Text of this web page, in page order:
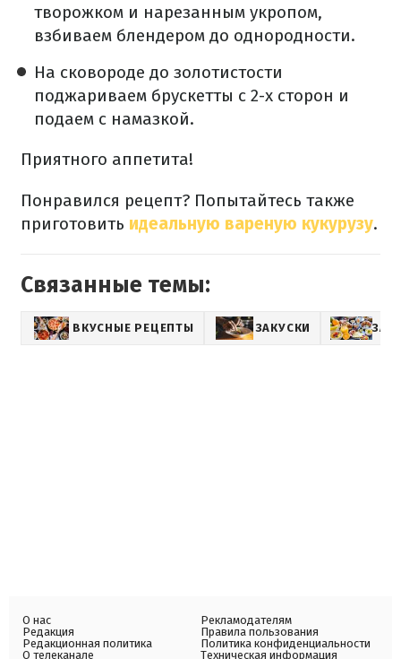
творожком и нарезанным укропом,
взбиваем блендером до однородности.
На сковороде до золотистости
поджариваем брускетты с 2-х сторон и
подаем с намазкой.
Приятного аппетита!
Понравился рецепт? Попытайтесь также
приготовить идеальную вареную кукурузу.
Связанные темы:
ВКУСНЫЕ РЕЦЕПТЫ ЗАКУСКИ
О нас
Редакция
Редакционная политика
О телеканале
Рекламодателям
Правила пользования
Политика конфиденциальности
Техническая информация